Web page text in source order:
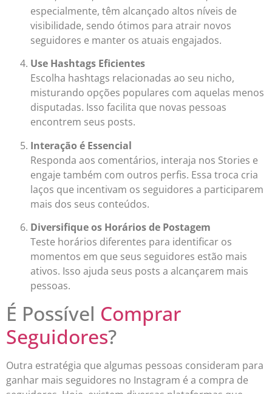
especialmente, têm alcançado altos níveis de
visibilidade, sendo ótimos para atrair novos
seguidores e manter os atuais engajados.
Use Hashtags Eficientes
Escolha hashtags relacionadas ao seu nicho,
misturando opções populares com aquelas menos
disputadas. Isso facilita que novas pessoas
encontrem seus posts.
Interação é Essencial
Responda aos comentários, interaja nos Stories e
engaje também com outros perfis. Essa troca cria
laços que incentivam os seguidores a participarem
mais dos seus conteúdos.
Diversifique os Horários de Postagem
Teste horários diferentes para identificar os
momentos em que seus seguidores estão mais
ativos. Isso ajuda seus posts a alcançarem mais
pessoas.
É Possível Comprar
Seguidores?
Outra estratégia que algumas pessoas consideram para
ganhar mais seguidores no Instagram é a compra de